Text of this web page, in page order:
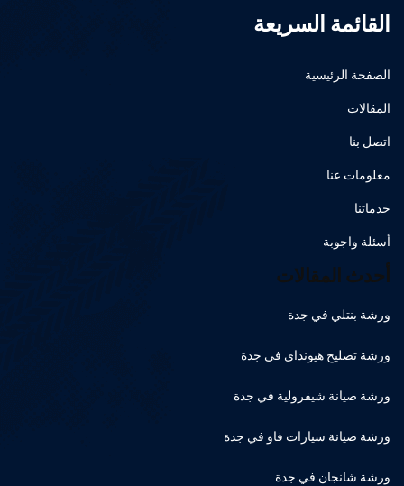
القائمة السريعة
الصفحة الرئيسية
المقالات
اتصل بنا
معلومات عنا
خدماتنا
أسئلة واجوبة
أحدث المقالات
ورشة بنتلي في جدة
ورشة تصليح هيونداي في جدة
ورشة صيانة شيفرولية في جدة
ورشة صيانة سيارات فاو في جدة
ورشة شانجان في جدة